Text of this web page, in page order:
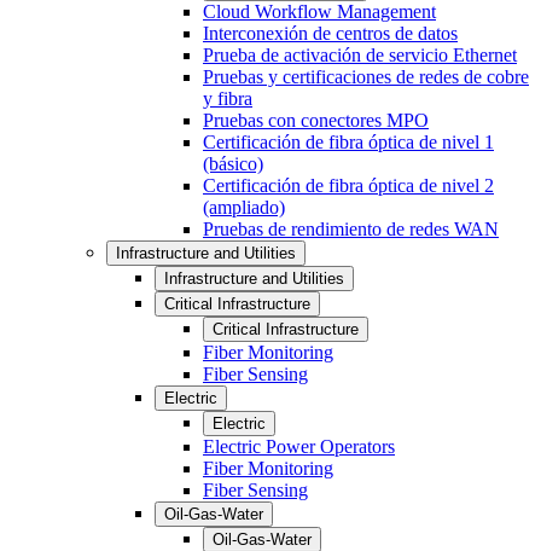
Cloud Workflow Management
Interconexión de centros de datos
Prueba de activación de servicio Ethernet
Pruebas y certificaciones de redes de cobre
y fibra
Pruebas con conectores MPO
Certificación de fibra óptica de nivel 1
(básico)
Certificación de fibra óptica de nivel 2
(ampliado)
Pruebas de rendimiento de redes WAN
Infrastructure and Utilities
Infrastructure and Utilities
Critical Infrastructure
Critical Infrastructure
Fiber Monitoring
Fiber Sensing
Electric
Electric
Electric Power Operators
Fiber Monitoring
Fiber Sensing
Oil-Gas-Water
Oil-Gas-Water